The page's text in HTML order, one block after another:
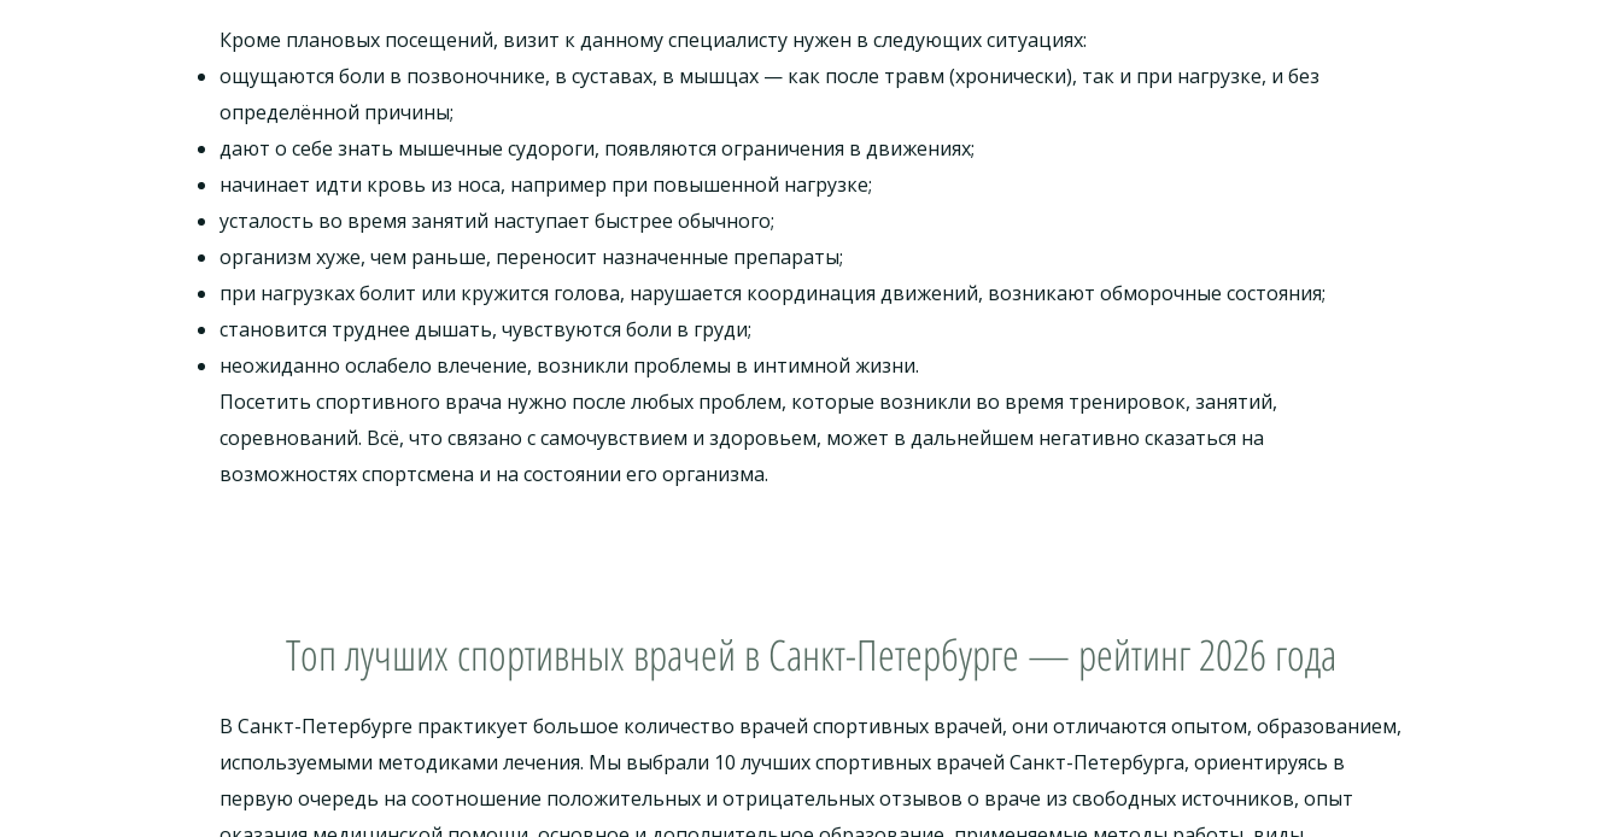
Кроме плановых посещений, визит к данному специалисту нужен в следующих ситуациях:
ощущаются боли в позвоночнике, в суставах, в мышцах — как после травм (хронически), так и при нагрузке, и без
определённой причины;
дают о себе знать мышечные судороги, появляются ограничения в движениях;
начинает идти кровь из носа, например при повышенной нагрузке;
усталость во время занятий наступает быстрее обычного;
организм хуже, чем раньше, переносит назначенные препараты;
при нагрузках болит или кружится голова, нарушается координация движений, возникают обморочные состояния;
становится труднее дышать, чувствуются боли в груди;
неожиданно ослабело влечение, возникли проблемы в интимной жизни.
Посетить спортивного врача нужно после любых проблем, которые возникли во время тренировок, занятий,
соревнований. Всё, что связано с самочувствием и здоровьем, может в дальнейшем негативно сказаться на
возможностях спортсмена и на состоянии его организма.
Топ лучших спортивных врачей в Санкт-Петербурге — рейтинг 2026 года
В Санкт-Петербурге практикует большое количество врачей спортивных врачей, они отличаются опытом, образованием,
используемыми методиками лечения. Мы выбрали 10 лучших спортивных врачей Санкт-Петербурга, ориентируясь в
первую очередь на соотношение положительных и отрицательных отзывов о враче из свободных источников, опыт